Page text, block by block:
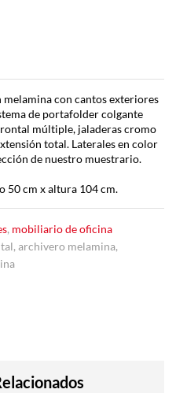
con cantos exteriores
de portafolder colgante
múltiple, jaladeras cromo
total. Laterales en color
de nuestro muestrario.
50 cm x altura 104 cm.
, mobiliario de oficina
, archivero melamina,